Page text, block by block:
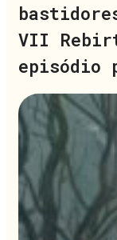
VII
episódio